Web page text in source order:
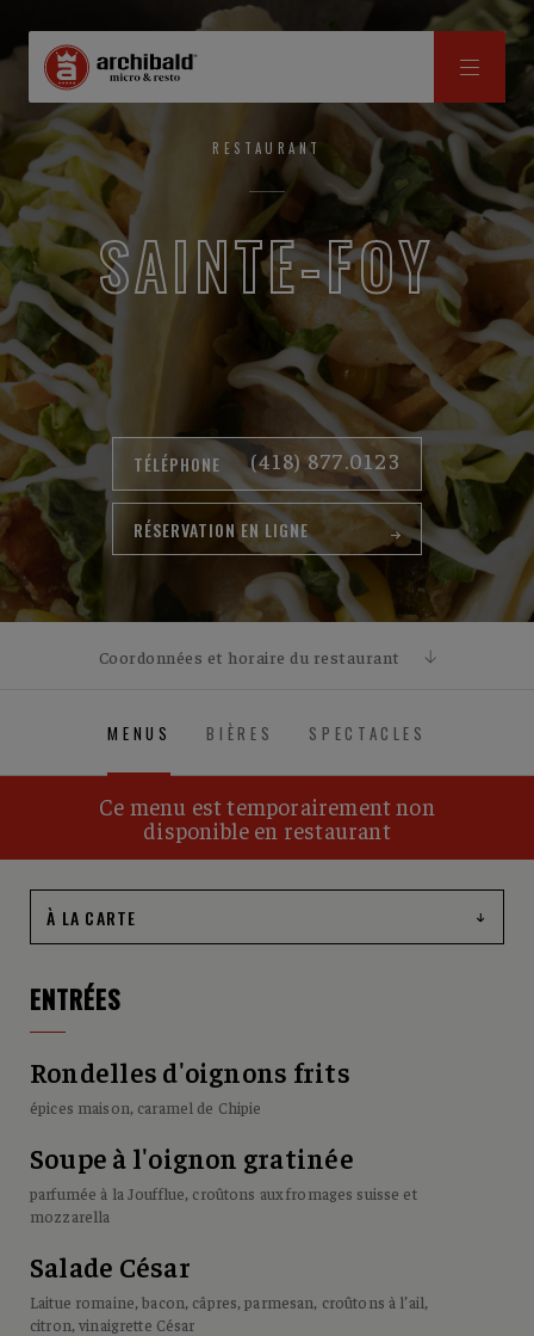
RESTAURANT
SAINTE-FOY
TÉLÉPHONE (418) 877.0123
RÉSERVATION EN LIGNE
Coordonnées et horaire du restaurant
COORDONNÉES
1240, autoroute Duplessis, Québec, QC, G2G 2B5
HORAIRE
Les cuisines ferment à 22h du dimanche au mercredi &
fermeture resto à 1h am. Les cuisines ferment à 23h du
jeudi au samedi / fermeture resto 3h am.
MENUS BIÈRES SPECTACLES
Ce menu est temporairement non
disponible en restaurant
ENTRÉES
Rondelles d'oignons frits
épices maison, caramel de Chipie
Soupe à l'oignon gratinée
parfumée à la Joufflue, croûtons aux fromages suisse et
mozzarella
Salade César
Laitue romaine, bacon, câpres, parmesan, croûtons à l’ail,
citron, vinaigrette César